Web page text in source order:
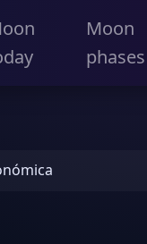
Moon
phases